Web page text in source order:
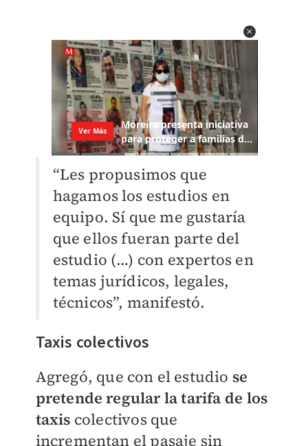
“Les propusimos que
hagamos los estudios en
equipo. Sí que me gustaría
que ellos fueran parte del
estudio (…) con expertos en
temas jurídicos, legales,
técnicos”, manifestó.
Taxis colectivos
Agregó, que con el estudio se
pretende regular la tarifa de los
taxis colectivos que
incrementan el pasaje sin